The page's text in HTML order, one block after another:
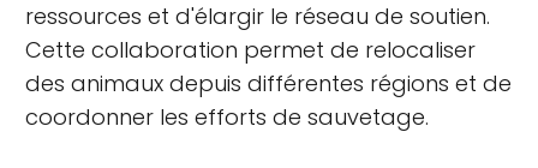
ressources et d'élargir le réseau de soutien.
Cette collaboration permet de relocaliser
des animaux depuis différentes régions et de
coordonner les efforts de sauvetage.